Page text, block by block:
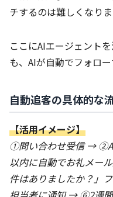
チするのは難しくなりま
ここにAIエージェント
も、AIが自動でフォロ
自動追客の具体的な
【活用イメージ】
①問い合わせ受信 →
以内に自動でお礼メー
件はありましたか？」